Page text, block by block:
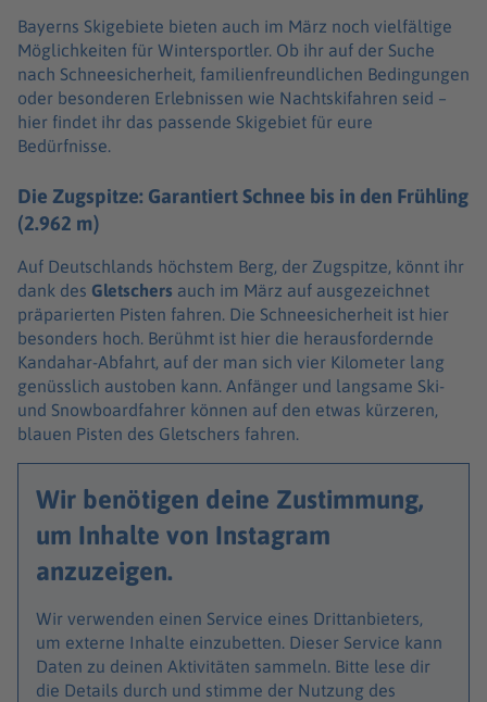
Bayerns Skigebiete bieten auch im März noch vielfältige
Möglichkeiten für Wintersportler. Ob ihr auf der Suche
nach Schneesicherheit, familienfreundlichen Bedingungen
oder besonderen Erlebnissen wie Nachtskifahren seid –
hier findet ihr das passende Skigebiet für eure
Bedürfnisse.
Die Zugspitze: Garantiert Schnee bis in den Frühling
(2.962 m)
Auf Deutschlands höchstem Berg, der Zugspitze, könnt ihr
dank des Gletschers auch im März auf ausgezeichnet
präparierten Pisten fahren. Die Schneesicherheit ist hier
besonders hoch. Berühmt ist hier die herausfordernde
Kandahar-Abfahrt, auf der man sich vier Kilometer lang
genüsslich austoben kann. Anfänger und langsame Ski-
und Snowboardfahrer können auf den etwas kürzeren,
blauen Pisten des Gletschers fahren.
Wir benötigen deine Zustimmung,
um Inhalte von Instagram
anzuzeigen.
Wir verwenden einen Service eines Drittanbieters,
um externe Inhalte einzubetten. Dieser Service kann
Daten zu deinen Aktivitäten sammeln. Bitte lese dir
die Details durch und stimme der Nutzung des